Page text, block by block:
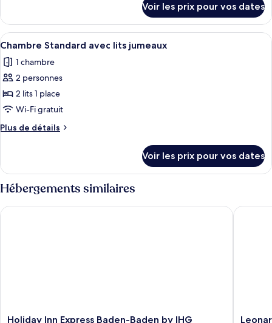
Chambre
Familiale
le
type
de
Chambre
Familiale
Voir les prix pour vos dates
Afficher
toutes
les
photos
pour
ce
type
de
Chambre
Standard
avec
lits
Une chambre d’hôtel avec deux lits,
8
Chambre Standard avec lits jumeaux
1 chambre
2 personnes
2 lits 1 place
Wi-Fi gratuit
Plus de détails
Plus
le
type
de
chambre
Chambre
Voir les prix pour vos dates
Hébergements similaires
Holiday
Holiday Inn Express Baden-Baden by IHG
Holiday Inn Express Baden-Baden by IHG